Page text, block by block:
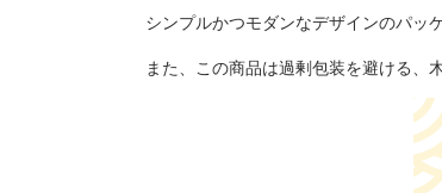
シンプルかつモダンなデザインのパッ
また、この商品は過剰包装を避ける、